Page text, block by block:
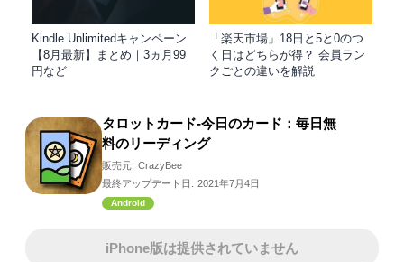
Kindle Unlimitedキャンペーン
【8月最新】まとめ｜3ヵ月99
円など
「楽天市場」18日と5と0のつ
く日はどちらが得？ 会員ラン
クごとの違いを解説
タロットカード-今日のカード：毎日無
料のリーディング
販売元: CrazyBee
最終アップデート日: 2021年7月4日
Android
iPhone版は提供されていません